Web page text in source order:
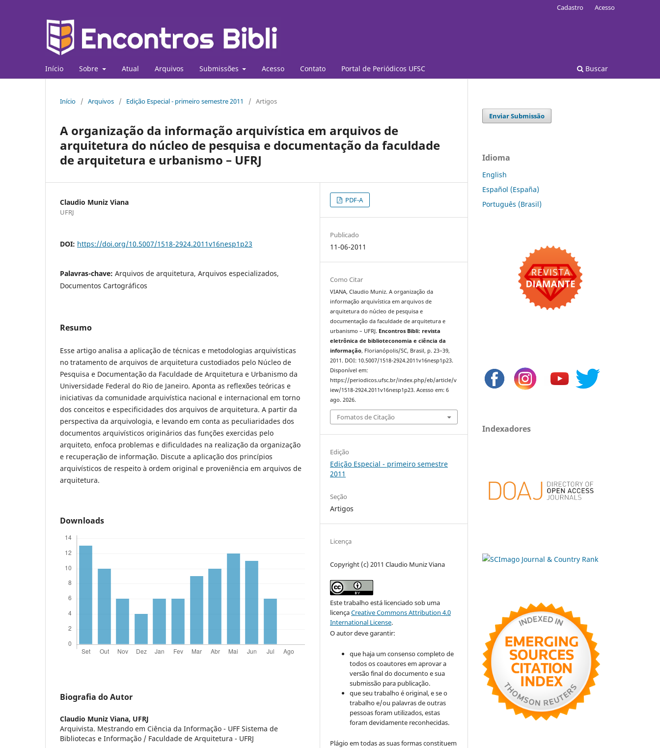
Início Sobre Atual Arquivos Submissões Acesso Contato Portal de Periódicos UFSC Buscar
Cadastro Acesso
Início / Arquivos / Edição Especial - primeiro semestre 2011 / Artigos
A organização da informação arquivística em arquivos de
arquitetura do núcleo de pesquisa e documentação da faculdade
de arquitetura e urbanismo – UFRJ
Claudio Muniz Viana
UFRJ
DOI: https://doi.org/10.5007/1518-2924.2011v16nesp1p23
Palavras-chave: Arquivos de arquitetura, Arquivos especializados,
Documentos Cartográficos
Resumo
Esse artigo analisa a aplicação de técnicas e metodologias arquivísticas
no tratamento de arquivos de arquitetura custodiados pelo Núcleo de
Pesquisa e Documentação da Faculdade de Arquitetura e Urbanismo da
Universidade Federal do Rio de Janeiro. Aponta as reflexões teóricas e
iniciativas da comunidade arquivística nacional e internacional em torno
dos conceitos e especificidades dos arquivos de arquitetura. A partir da
perspectiva da arquivologia, e levando em conta as peculiaridades dos
documentos arquivísticos originários das funções exercidas pelo
arquiteto, enfoca problemas e dificuldades na realização da organização
e recuperação de informação. Discute a aplicação dos princípios
arquivísticos de respeito à ordem original e proveniência em arquivos de
arquitetura.
Downloads
Biografia do Autor
Claudio Muniz Viana, UFRJ
Arquivista. Mestrando em Ciência da Informação - UFF Sistema de
Bibliotecas e Informação / Faculdade de Arquitetura - UFRJ
PDF-A
Publicado
11-06-2011
Como Citar
VIANA, Claudio Muniz. A organização da
informação arquivística em arquivos de
arquitetura do núcleo de pesquisa e
documentação da faculdade de arquitetura e
urbanismo – UFRJ. Encontros Bibli: revista
eletrônica de biblioteconomia e ciência da
informação, Florianópolis/SC, Brasil, p. 23–39,
2011. DOI: 10.5007/1518-2924.2011v16nesp1p23.
Disponível em:
https://periodicos.ufsc.br/index.php/eb/article/v
iew/1518-2924.2011v16nesp1p23. Acesso em: 6
ago. 2026.
Fomatos de Citação
Edição
Edição Especial - primeiro semestre
2011
Seção
Artigos
Licença
Copyright (c) 2011 Claudio Muniz Viana
Este trabalho está licenciado sob uma
licençaCreative Commons Attribution 4.0
International License.
O autor deve garantir:
que haja um consenso completo de
todos os coautores em aprovar a
versão final do documento e sua
submissão para publicação.
que seu trabalho é original, e se o
trabalho e/ou palavras de outras
pessoas foram utilizados, estas
foram devidamente reconhecidas.
Plágio em todas as suas formas constituem
Enviar Submissão
Idioma
English
Español (España)
Português (Brasil)
Indexadores